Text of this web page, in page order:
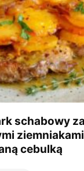
schabowy
cebulką